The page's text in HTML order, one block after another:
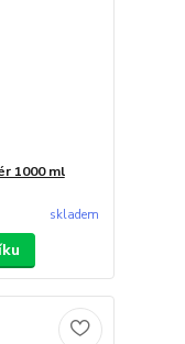
1000 ml
skladem